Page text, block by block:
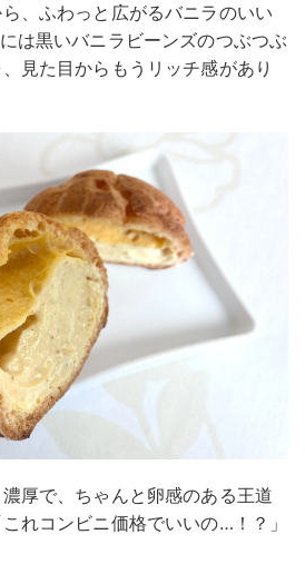
、ふわっと広がるバニラのいい
は黒いバニラビーンズのつぶつぶ
見た目からもうリッチ感があり
厚で、ちゃんと卵感のある王道
れコンビニ価格でいいの…！？」